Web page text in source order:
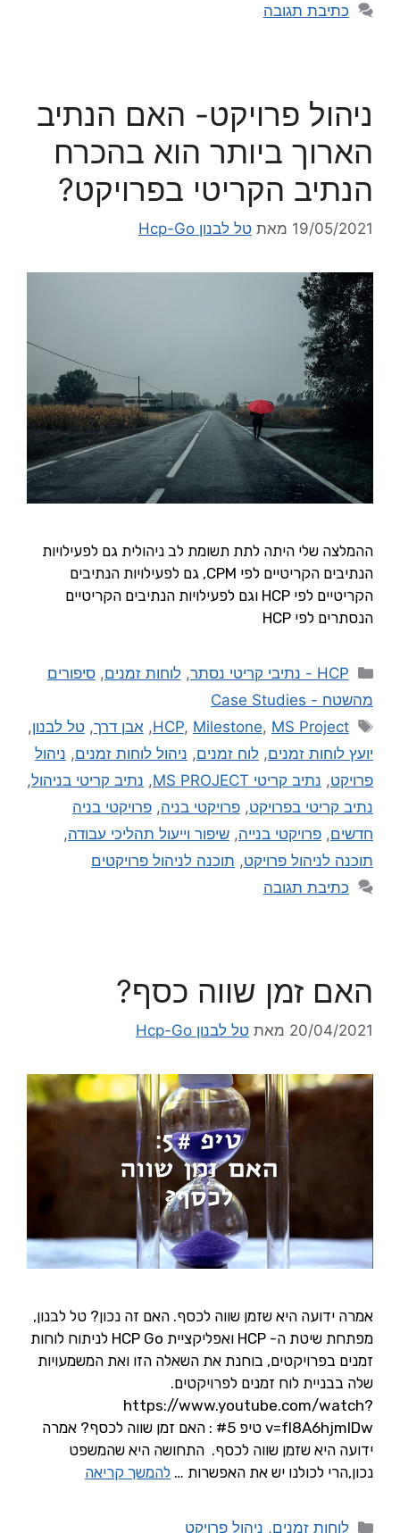
כתיבת תגובה
ניהול פרויקט- האם הנתיב
הארוך ביותר הוא בהכרח
הנתיב הקריטי בפרויקט?
19/05/2021 מאת טל לבנון Hcp-Go
ההמלצה שלי היתה לתת תשומת לב ניהולית גם לפעילויות
הנתיבים הקריטיים לפי CPM, גם לפעילויות הנתיבים
הקריטיים לפי HCP וגם לפעילויות הנתיבים הקריטיים
הנסתרים לפי HCP
HCP - נתיבי קריטי נסתר ,לוחות זמנים,סיפורים
מהשטח - Case Studies
HCP, Milestone, MS Project
, אבן דרך,טל לבנון,
יועץ לוחות זמנים, לוח זמנים, ניהול לוחות זמנים, ניהול
פרויקט, נתיב קריטי MS PROJECT , נתיב קריטי בניהול,
נתיב קריטי בפרויקט, פרויקטי בניה, פרויקטי בניה
חדשים, פרויקטי בנייה, שיפור וייעול תהליכי עבודה,
תוכנה לניהול פרויקט, תוכנה לניהול פרויקטים
כתיבת תגובה
האם זמן שווה כסף?
20/04/2021 מאת טל לבנון Hcp-Go
אמרה ידועה היא שזמן שווה לכסף. האם זה נכון? טל לבנון,
מפתחת שיטת ה- HCP ואפליקציית HCP Go לניתוח לוחות
זמנים בפרויקטים, בוחנת את השאלה הזו ואת המשמעויות
שלה בבניית לוח זמנים לפרויקטים.
https://www.youtube.com/watch?
v=fI8A6hjmIDw טיפ #5 : האם זמן שווה לכסף? אמרה
ידועה היא שזמן שווה לכסף. התחושה היא שהמשפט
נכון,הרי לכולנו יש את האפשרות … להמשך קריאה
לוחות זמנים, ניהול פרויקט